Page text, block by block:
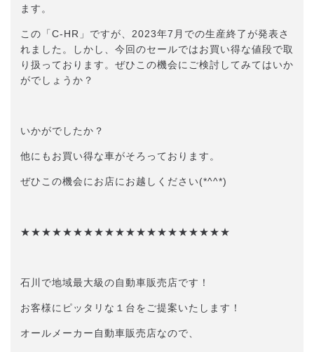
ます。
この「C-HR」ですが、2023年7月での生産終了が発表さ
れました。しかし、今回のセールではお買い得な値段で取
り扱っております。ぜひこの機会にご検討してみてはいか
がでしょうか？
いかがでしたか？
他にもお買い得な車がそろっております。
ぜひこの機会にお店にお越しください(*^^*)
★★★★★★★★★★★★★★★★★★★★
石川で地域最大級の自動車販売店です！
お客様にピッタリな１台をご提案いたします！
オールメーカー自動車販売店なので、